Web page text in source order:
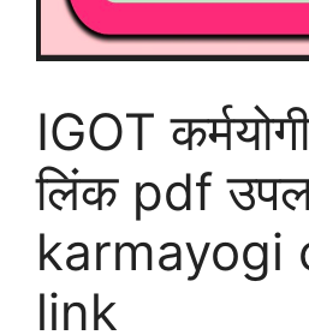
IGOT
लिंक pdf
karmayogi
link